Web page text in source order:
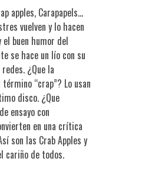
apples, Carapapels…
vuelven y lo hacen
buen humor del
se hace un lío con su
¿Que la
“crap”? Lo usan
disco. ¿Que
ensayo con
en una crítica
son las Crab Apples y
cariño de todos.